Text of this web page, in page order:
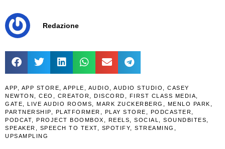
Redazione
APP APP STORE APPLE AUDIO AUDIO STUDIO
CASEY
NEWTON
CEO CREATOR DISCORD FIRST CLASS MEDIA
GATE
LIVE AUDIO ROOMS MARK ZUCKERBERG MENLO PARK
PARTNERSHIP
PLATFORMER PLAY STORE PODCASTER
PODCAT
PROJECT BOOMBOX REELS SOCIAL SOUNDBITES
SPEAKER
SPEECH TO TEXT SPOTIFY STREAMING
UPSAMPLING